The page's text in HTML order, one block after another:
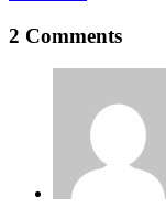
2 Comments